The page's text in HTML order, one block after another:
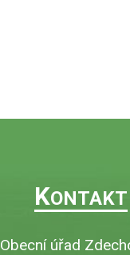
KONTAKT
Obecní úřad